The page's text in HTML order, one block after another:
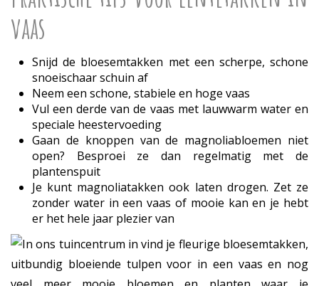
vaas
Snijd de bloesemtakken met een scherpe, schone
snoeischaar schuin af
Neem een schone, stabiele en hoge vaas
Vul een derde van de vaas met lauwwarm water en
speciale heestervoeding
Gaan de knoppen van de magnoliabloemen niet
open? Besproei ze dan regelmatig met de
plantenspuit
Je kunt magnoliatakken ook laten drogen. Zet ze
zonder water in een vaas of mooie kan en je hebt
er het hele jaar plezier van